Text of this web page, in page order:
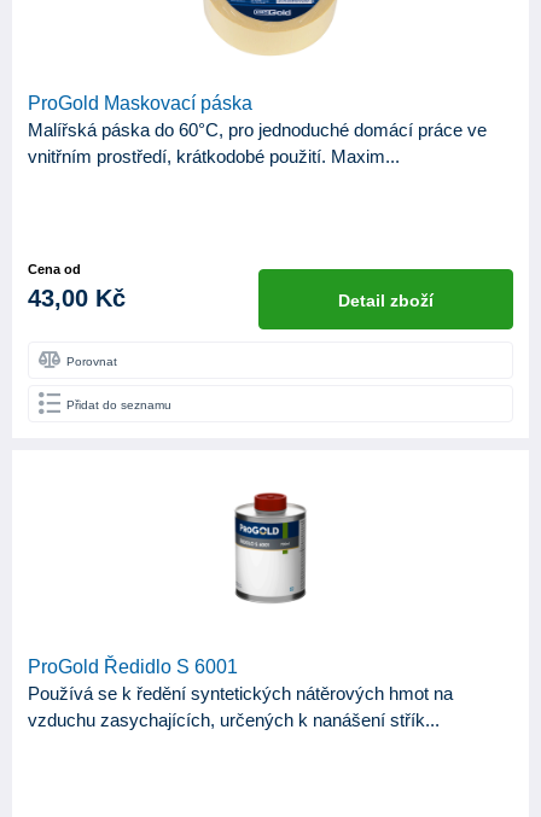
ProGold Maskovací páska
Malířská páska do 60°C, pro jednoduché domácí práce ve
vnitřním prostředí, krátkodobé použití. Maxim...
Cena od
43,00 Kč Detail zboží
Porovnat
Přidat do seznamu
ProGold Ředidlo S 6001
Používá se k ředění syntetických nátěrových hmot na
vzduchu zasychajících, určených k nanášení střík...